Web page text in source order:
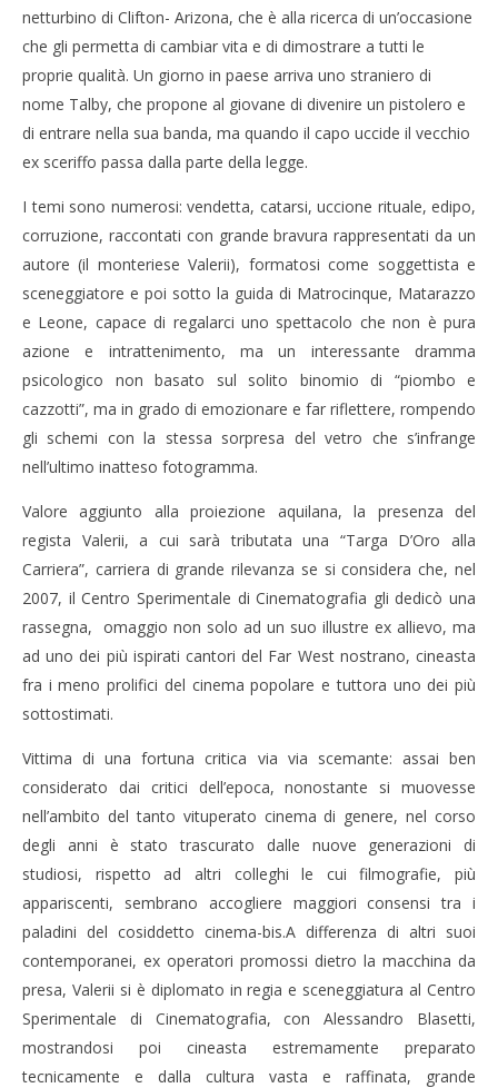
netturbino di Clifton- Arizona, che è alla ricerca di un’occasione
che gli permetta di cambiar vita e di dimostrare a tutti le
proprie qualità. Un giorno in paese arriva uno straniero di
nome Talby, che propone al giovane di divenire un pistolero e
di entrare nella sua banda, ma quando il capo uccide il vecchio
ex sceriffo passa dalla parte della legge.
I temi sono numerosi: vendetta, catarsi, uccione rituale, edipo,
corruzione, raccontati con grande bravura rappresentati da un
autore (il monteriese Valerii), formatosi come soggettista e
sceneggiatore e poi sotto la guida di Matrocinque, Matarazzo
e Leone, capace di regalarci uno spettacolo che non è pura
azione e intrattenimento, ma un interessante dramma
psicologico non basato sul solito binomio di “piombo e
cazzotti”, ma in grado di emozionare e far riflettere, rompendo
gli schemi con la stessa sorpresa del vetro che s’infrange
nell’ultimo inatteso fotogramma.
Valore aggiunto alla proiezione aquilana, la presenza del
regista Valerii, a cui sarà tributata una “Targa D’Oro alla
Carriera”, carriera di grande rilevanza se si considera che, nel
2007, il Centro Sperimentale di Cinematografia gli dedicò una
rassegna, omaggio non solo ad un suo illustre ex allievo, ma
ad uno dei più ispirati cantori del Far West nostrano, cineasta
fra i meno prolifici del cinema popolare e tuttora uno dei più
sottostimati.
Vittima di una fortuna critica via via scemante: assai ben
considerato dai critici dell’epoca, nonostante si muovesse
nell’ambito del tanto vituperato cinema di genere, nel corso
degli anni è stato trascurato dalle nuove generazioni di
studiosi, rispetto ad altri colleghi le cui filmografie, più
appariscenti, sembrano accogliere maggiori consensi tra i
paladini del cosiddetto cinema-bis.A differenza di altri suoi
contemporanei, ex operatori promossi dietro la macchina da
presa, Valerii si è diplomato in regia e sceneggiatura al Centro
Sperimentale di Cinematografia, con Alessandro Blasetti,
mostrandosi poi cineasta estremamente preparato
tecnicamente e dalla cultura vasta e raffinata, grande